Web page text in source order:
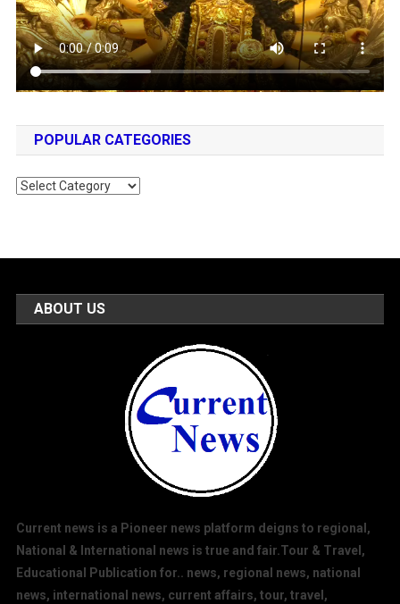
POPULAR CATEGORIES
Popular
ABOUT US
Current news is a Pioneer news platform deigns to regional,
National & International news is true and fair.Tour & Travel,
Educational Publication for.. news, regional news, national
news, international news, current affairs, tour, travel,